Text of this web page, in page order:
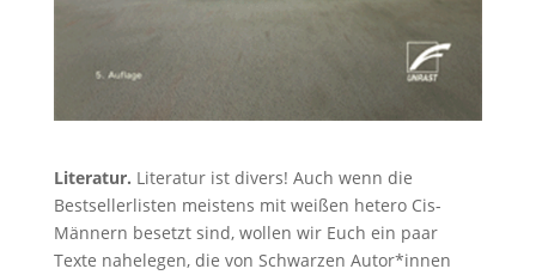
Literatur. Literatur ist divers! Auch wenn die
Bestsellerlisten meistens mit weißen hetero Cis-
Männern besetzt sind, wollen wir Euch ein paar
Texte nahelegen, die von Schwarzen Autor*innen